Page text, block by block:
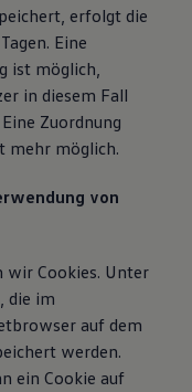
erfolgt die
Eine
ist möglich,
in diesem Fall
Zuordnung
mehr möglich.
von
wir Cookies. Unter
die im
auf dem
werden.
ein Cookie auf